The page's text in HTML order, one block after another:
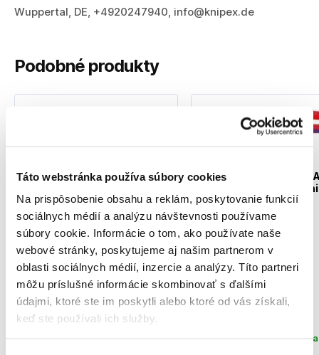
Táto webstránka používa súbory cookies
Na prispôsobenie obsahu a reklám, poskytovanie funkcií
sociálnych médií a analýzu návštevnosti používame
súbory cookie. Informácie o tom, ako používate naše
webové stránky, poskytujeme aj našim partnerom v
oblasti sociálnych médií, inzercie a analýzy. Títo partneri
môžu príslušné informácie skombinovať s ďalšími
údajmi, ktoré ste im poskytli alebo ktoré od vás získali,
keď ste používali ich služby.
Wuppertal, DE, +4920247940, info@knipex.de
Podobné produkty
KNIPEX Kliešte Alligator
56050300
30 ,90 €
25 ,12 € bez DPH
KNIPEX Kliešte
250mm / 8722250
56851250
Posledný kus na